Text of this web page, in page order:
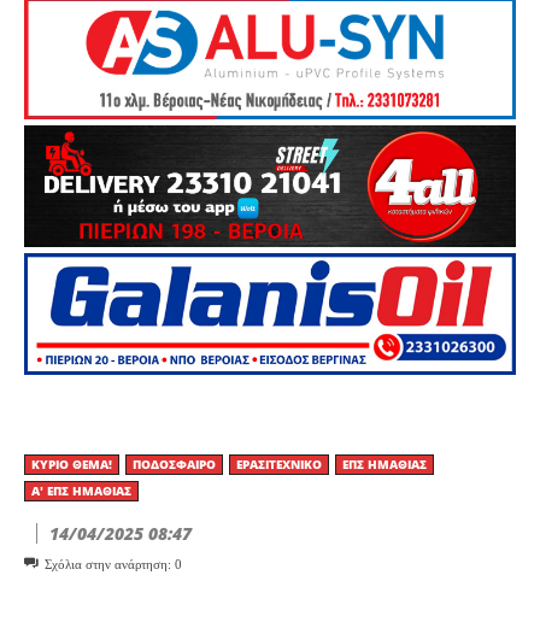
ΚΎΡΙΟ ΘΈΜΑ! ΠΟΔΌΣΦΑΙΡΟ ΕΡΑΣΙΤΕΧΝΙΚΟ
ΕΠΣ ΗΜΑΘΊΑΣ
Α' ΕΠΣ ΗΜΑΘΊΑΣ
14/04/2025 08:47
Σχόλια στην ανάρτηση: 0